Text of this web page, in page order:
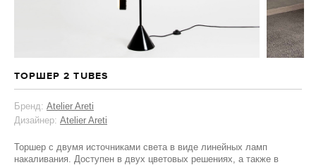
ТОРШЕР 2 TUBES
Бренд: Atelier Areti
Дизайнер: Atelier Areti
Торшер с двумя источниками света в виде линейных ламп
накаливания. Доступен в двух цветовых решениях, а также в